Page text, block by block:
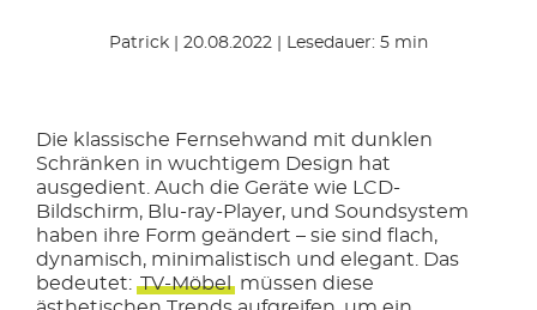
Patrick | 20.08.2022 | Lesedauer: 5 min
Die klassische Fernsehwand mit dunklen
Schränken in wuchtigem Design hat
ausgedient. Auch die Geräte wie LCD-
Bildschirm, Blu-ray-Player, und Soundsystem
haben ihre Form geändert – sie sind flach,
dynamisch, minimalistisch und elegant. Das
bedeutet: TV-Möbel müssen diese